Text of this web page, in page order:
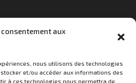
consentement aux
nous utilisons des technologies
et/ou accéder aux informations des
à ces technologies nous permettra de